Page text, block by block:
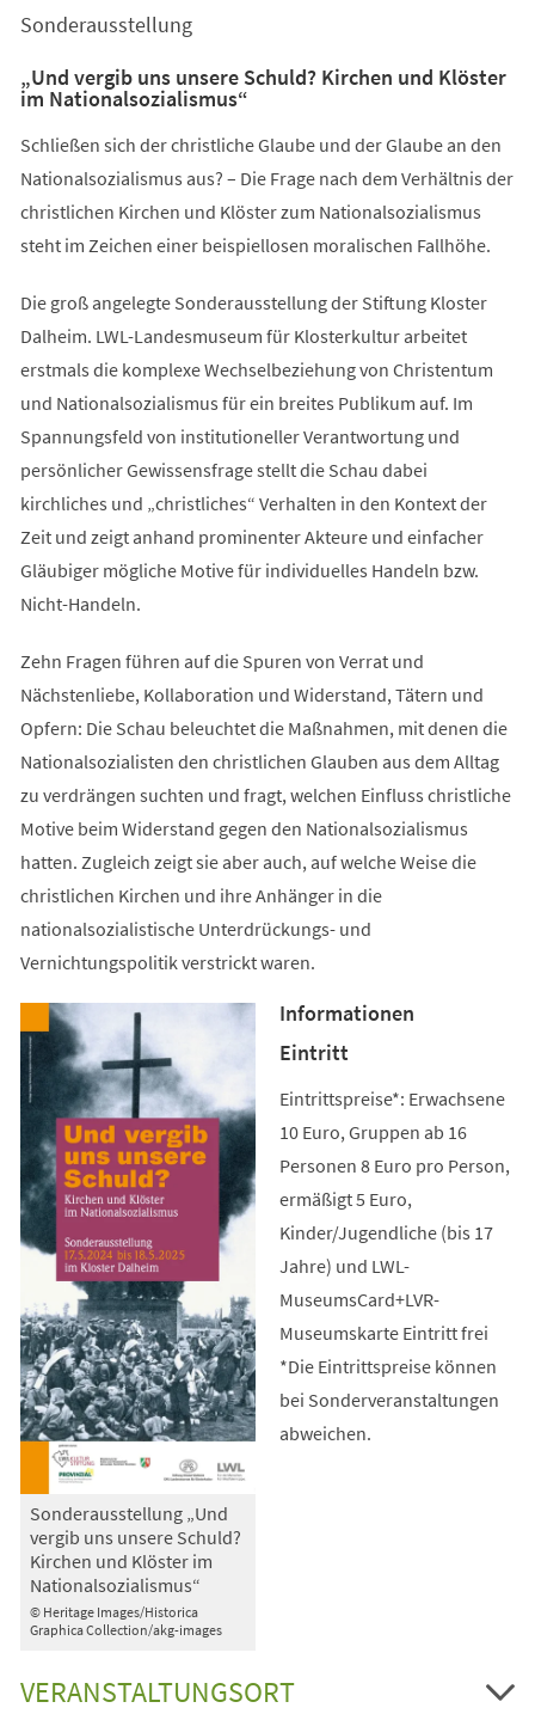
neuen
Sonderausstellung
„Und vergib uns unsere Schuld? Kirchen und Klöster
im Nationalsozialismus“
Schließen sich der christliche Glaube und der Glaube an den
Nationalsozialismus aus? – Die Frage nach dem Verhältnis der
christlichen Kirchen und Klöster zum Nationalsozialismus
steht im Zeichen einer beispiellosen moralischen Fallhöhe.
Die groß angelegte Sonderausstellung der Stiftung Kloster
Dalheim. LWL-Landesmuseum für Klosterkultur arbeitet
erstmals die komplexe Wechselbeziehung von Christentum
und Nationalsozialismus für ein breites Publikum auf. Im
Spannungsfeld von institutioneller Verantwortung und
persönlicher Gewissensfrage stellt die Schau dabei
kirchliches und „christliches“ Verhalten in den Kontext der
Zeit und zeigt anhand prominenter Akteure und einfacher
Gläubiger mögliche Motive für individuelles Handeln bzw.
Nicht-Handeln.
Zehn Fragen führen auf die Spuren von Verrat und
Nächstenliebe, Kollaboration und Widerstand, Tätern und
Opfern: Die Schau beleuchtet die Maßnahmen, mit denen die
Nationalsozialisten den christlichen Glauben aus dem Alltag
zu verdrängen suchten und fragt, welchen Einfluss christliche
Motive beim Widerstand gegen den Nationalsozialismus
hatten. Zugleich zeigt sie aber auch, auf welche Weise die
christlichen Kirchen und ihre Anhänger in die
nationalsozialistische Unterdrückungs- und
Vernichtungspolitik verstrickt waren.
© Heritage Images/Historica
Graphica Collection/akg-images
Sonderausstellung „Und
vergib uns unsere Schuld?
Kirchen und Klöster im
Nationalsozialismus“
Informationen
Eintritt
Eintrittspreise*: Erwachsene
10 Euro, Gruppen ab 16
Personen 8 Euro pro Person,
ermäßigt 5 Euro,
Kinder/Jugendliche (bis 17
Jahre) und LWL-
MuseumsCard+LVR-
Museumskarte Eintritt frei
*Die Eintrittspreise können
bei Sonderveranstaltungen
abweichen.
VERANSTALTUNGSORT